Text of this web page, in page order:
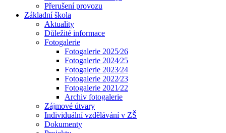
Přerušení provozu
Základní škola
Aktuality
Důležité informace
Fotogalerie
Fotogalerie 2025⁄26
Fotogalerie 2024⁄25
Fotogalerie 2023⁄24
Fotogalerie 2022⁄23
Fotogalerie 2021⁄22
Archiv fotogalerie
Zájmové útvary
Individuální vzdělávání v ZŠ
Dokumenty